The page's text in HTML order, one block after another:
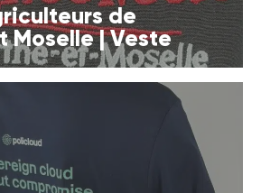
de
Moselle | Veste